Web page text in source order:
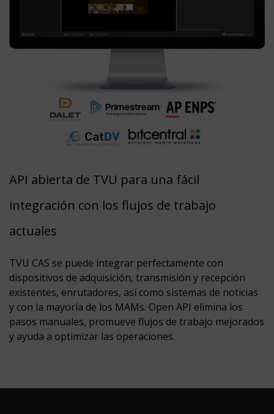
API abierta de TVU para una fácil
integración con los flujos de trabajo
actuales
TVU CAS se puede integrar perfectamente con
dispositivos de adquisición, transmisión y recepción
existentes, enrutadores, así como sistemas de noticias
y con la mayoría de los MAMs. Open API elimina los
pasos manuales, promueve flujos de trabajo mejorados
y ayuda a optimizar las operaciones.